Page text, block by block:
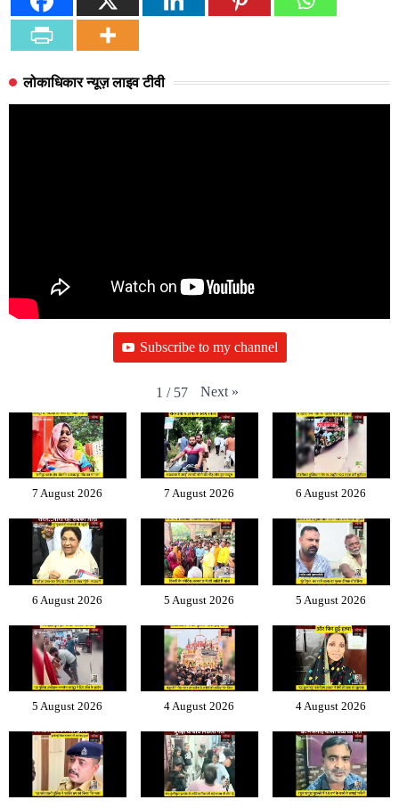
लोकाधिकार न्यूज़ लाइव टीवी
Subscribe to my channel
1 / 57 Next »
7 August 2026 7 August 2026 6 August 2026
6 August 2026 5 August 2026 5 August 2026
5 August 2026 4 August 2026 4 August 2026